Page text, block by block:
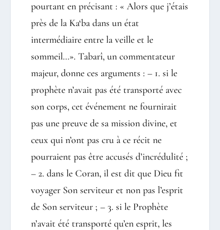
pourtant en précisant : « Alors que j’étais
près de la Ka‘ba dans un état
intermédiaire entre la veille et le
sommeil…». Tabarî, un commentateur
majeur, donne ces arguments : – 1. si le
prophète n’avait pas été transporté avec
son corps, cet événement ne fournirait
pas une preuve de sa mission divine, et
ceux qui n’ont pas cru à ce récit ne
pourraient pas être accusés d’incrédulité ;
– 2. dans le Coran, il est dit que Dieu fit
voyager Son serviteur et non pas l’esprit
de Son serviteur ; – 3. si le Prophète
n’avait été transporté qu’en esprit, les